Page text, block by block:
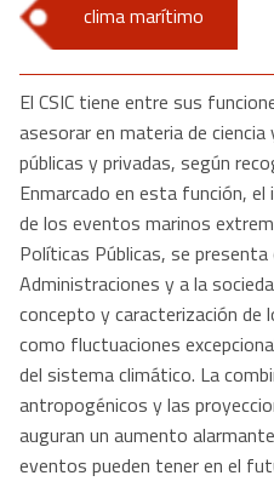
clima marítimo
El CSIC tiene entre sus
asesorar en materia de
públicas y privadas, según
Enmarcado en esta función,
de los eventos marinos
Políticas Públicas, se
Administraciones y a la
concepto y caracterización
como fluctuaciones
del sistema climático. La
antropogénicos y las
auguran un aumento
eventos pueden tener en el